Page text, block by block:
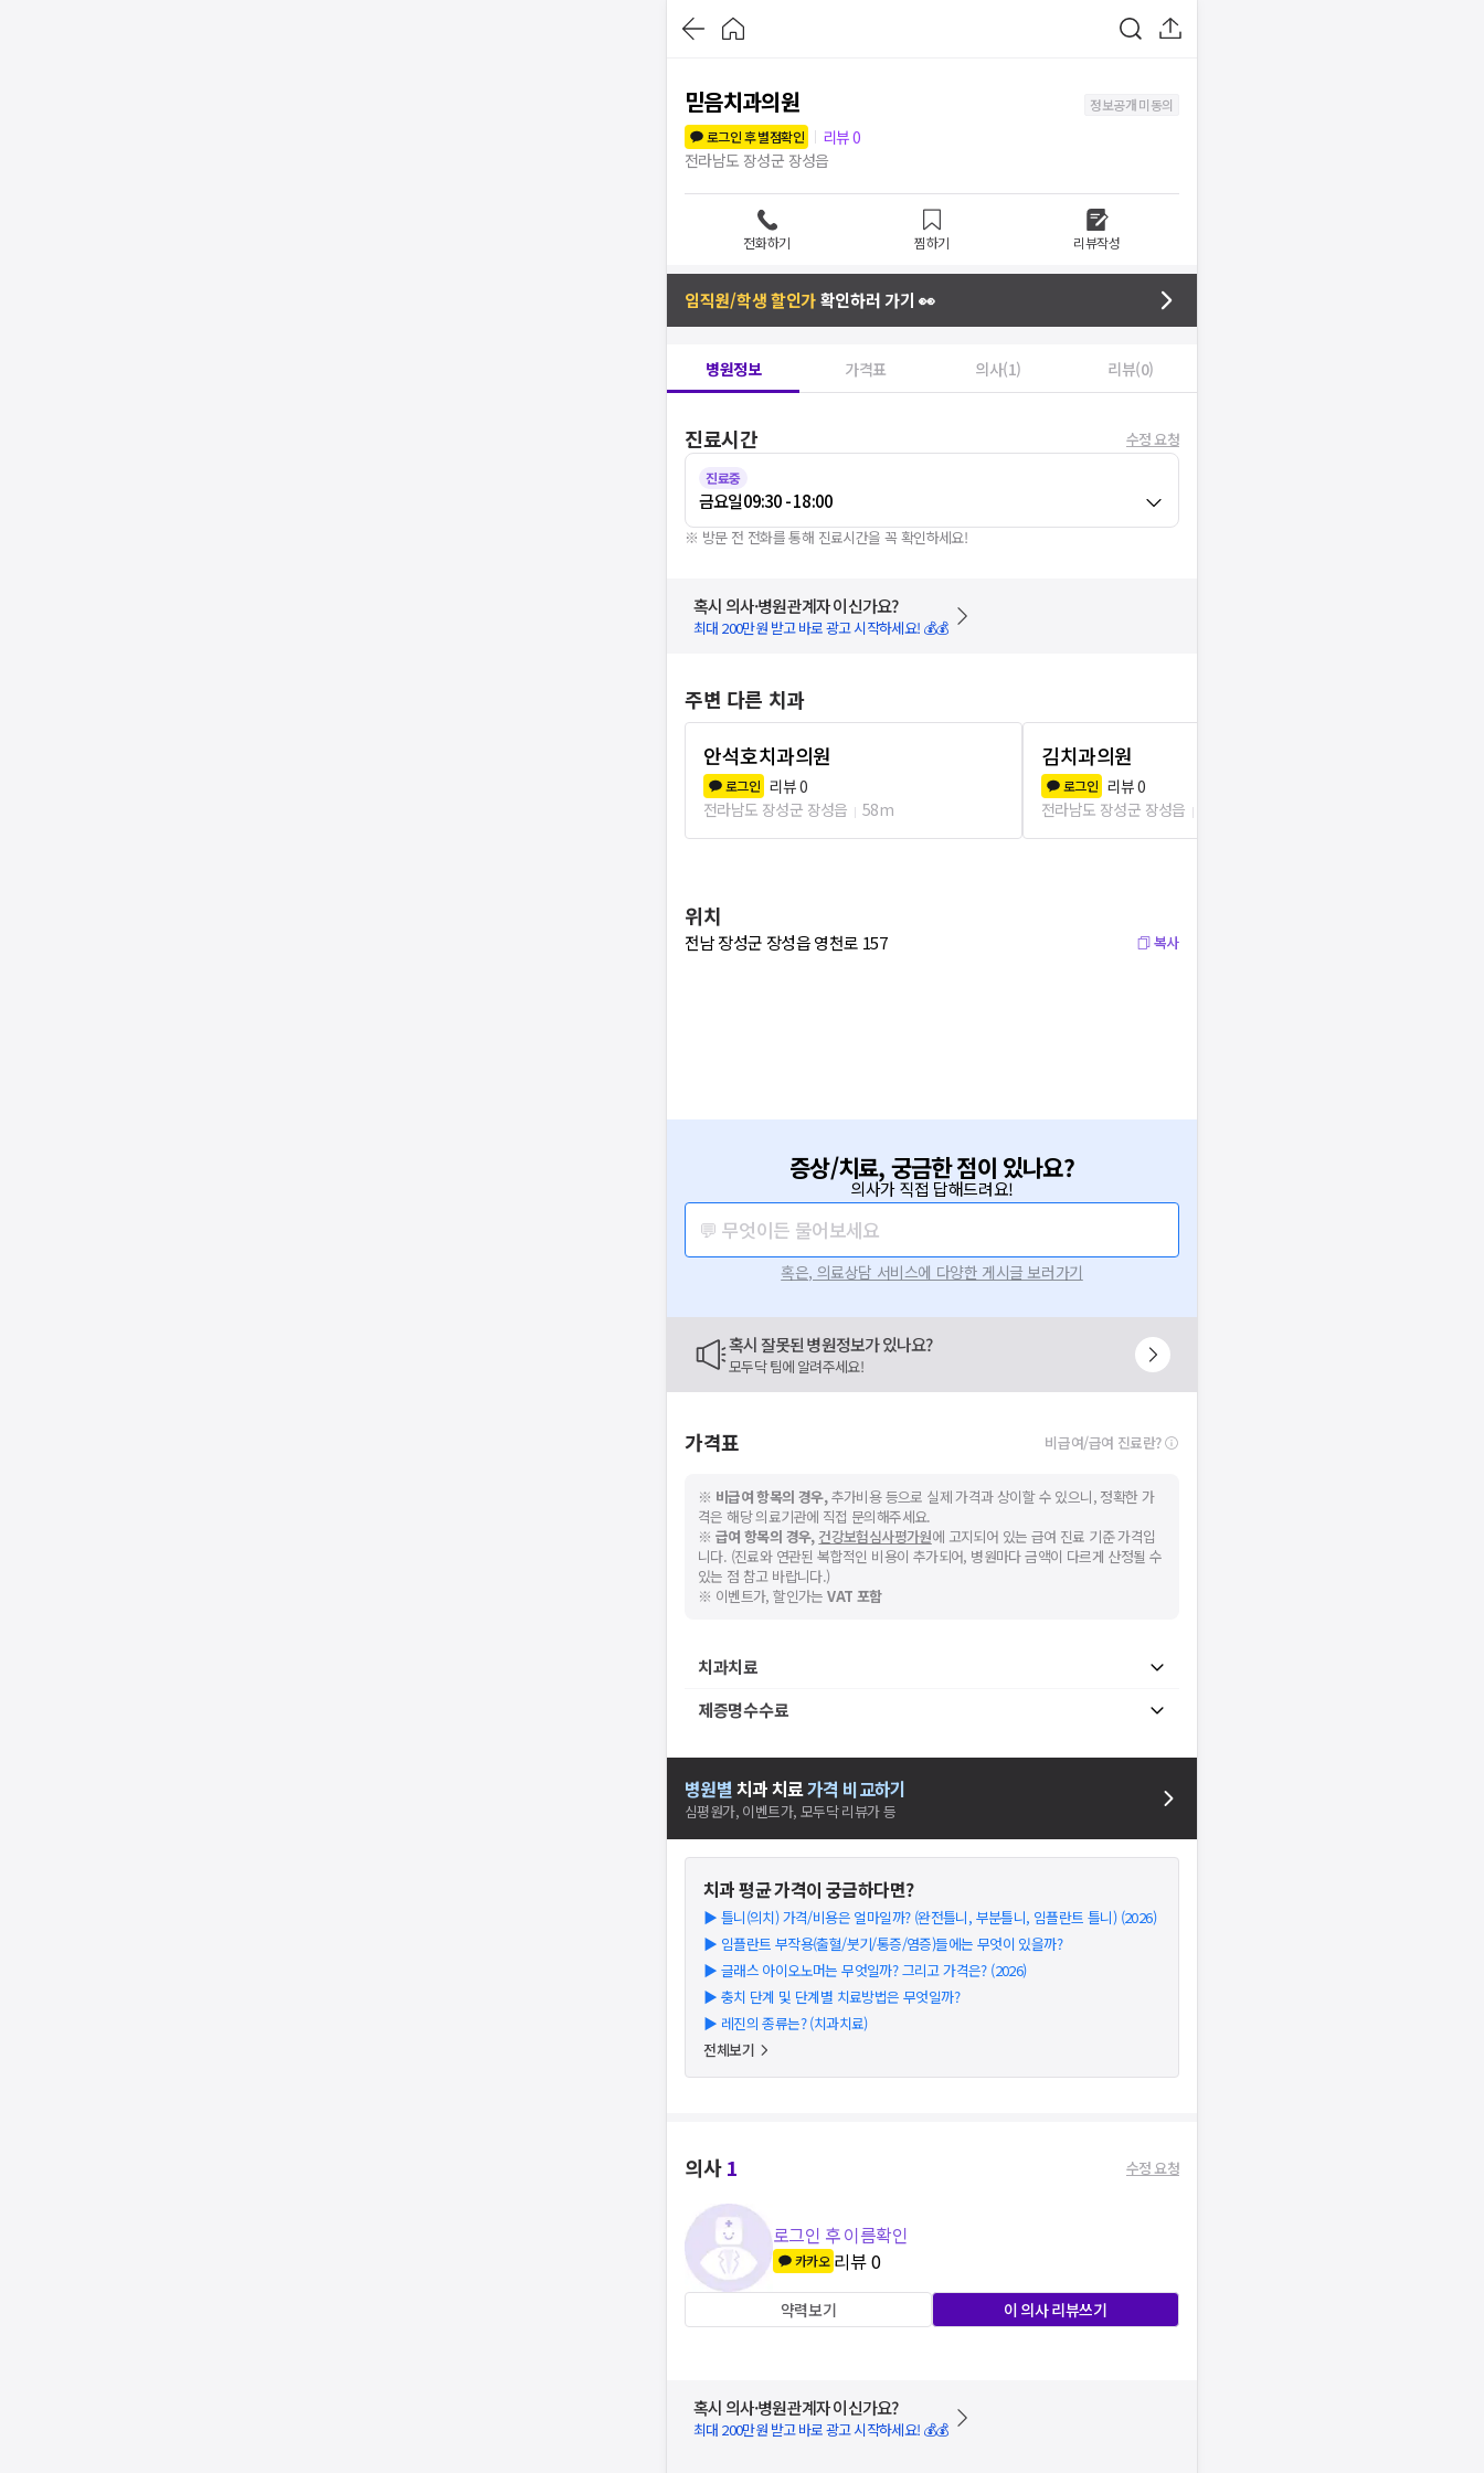
믿음치과의원
정보공개 미동의
로그인 후 별점확인
리뷰0
전라남도 장성군 장성읍
전화하기 찜하기 리뷰작성
임직원/학생 할인가확인하러 가기 👀
병원정보 가격표 의사(1) 리뷰(0)
진료시간 수정 요청
진료중
금요일09:30 - 18:00
※ 방문 전 전화를 통해 진료시간을 꼭 확인하세요!
혹시 의사·병원관계자 이신가요?
최대 200만원 받고 바로 광고 시작하세요! 💰💰
주변 다른 치과
안석호치과의원
로그인 리뷰0
전라남도 장성군 장성읍
58m
김치과의원
로그인 리뷰0
전라남도 장성군 장성읍
위치
전남 장성군 장성읍 영천로 157 복사
증상/치료, 궁금한 점이 있나요?
의사가 직접 답해드려요!
💬 무엇이든 물어보세요
혹은, 의료상담 서비스에 다양한 게시글 보러가기
혹시 잘못된 병원정보가 있나요?
모두닥 팀에 알려주세요!
가격표 비급여/급여 진료란?
※ 비급여 항목의 경우,추가비용 등으로 실제 가격과 상이할 수 있으니, 정확한 가
격은 해당 의료기관에 직접 문의해주세요.
※ 급여 항목의 경우, 건강보험심사평가원에 고지되어 있는 급여 진료 기준 가격입
니다. (진료와 연관된 복합적인 비용이 추가되어, 병원마다 금액이 다르게 산정될 수
있는 점 참고 바랍니다.)
※ 이벤트가, 할인가는VAT 포함
치과치료
제증명수수료
병원별 치과치료가격 비교하기
심평원가, 이벤트가, 모두닥 리뷰가 등
치과평균 가격이 궁금하다면?
▶ 틀니(의치) 가격/비용은 얼마일까? (완전틀니, 부분틀니, 임플란트 틀니) (2026)
▶ 임플란트 부작용(출혈/붓기/통증/염증)들에는 무엇이 있을까?
▶ 글래스 아이오노머는 무엇일까? 그리고 가격은? (2026)
▶ 충치 단계 및 단계별 치료방법은 무엇일까?
▶ 레진의 종류는? (치과치료)
전체보기
의사1 수정 요청
로그인 후 이름확인
카카오 리뷰0
약력보기 이 의사 리뷰쓰기
혹시 의사·병원관계자 이신가요?
최대 200만원 받고 바로 광고 시작하세요! 💰💰